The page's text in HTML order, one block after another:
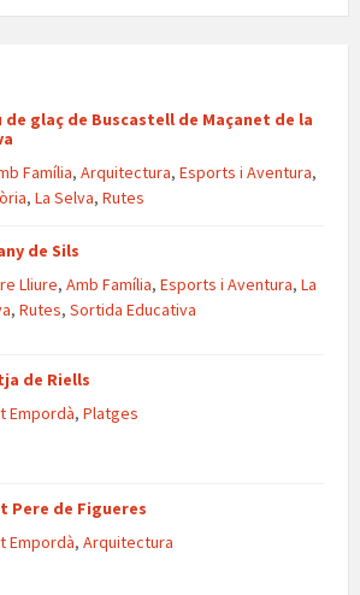
de glaç de Buscastell de Maçanet de la
Família, Arquitectura, Esports i Aventura,
, La Selva, Rutes
de Sils
Lliure, Amb Família, Esports i Aventura, La
, Rutes, Sortida Educativa
de Riells
Empordà, Platges
Pere de Figueres
Empordà, Arquitectura